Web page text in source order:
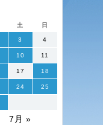
土 日
7月 »
3 4
10 11
17 18
24 25